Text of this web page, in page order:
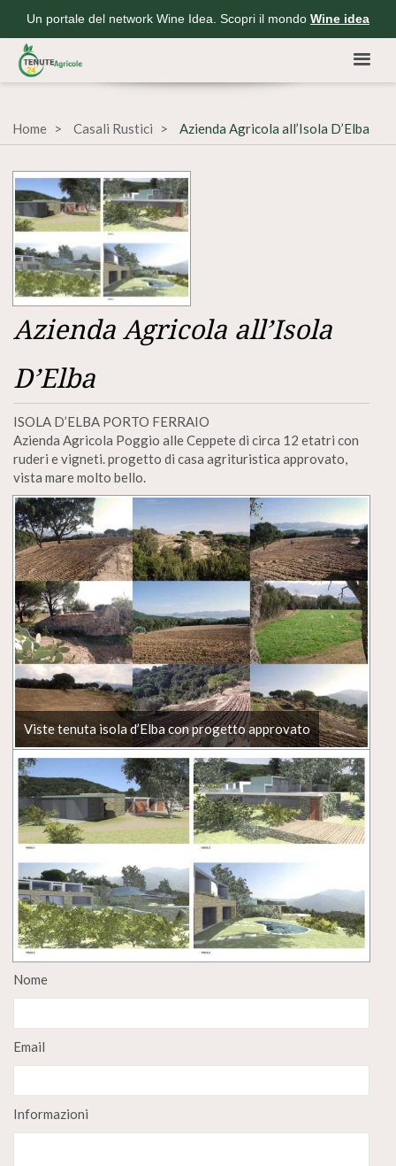
Un portale del network Wine Idea. Scopri il mondo Wine idea
Home Casali Rustici Azienda Agricola all’Isola D’Elba
Azienda Agricola all’Isola
D’Elba
ISOLA D’ELBA PORTO FERRAIO
Azienda Agricola Poggio alle Ceppete di circa 12 etatri con
ruderi e vigneti. progetto di casa agrituristica approvato,
vista mare molto bello.
Viste tenuta isola d’Elba con progetto approvato
Nome
Email
Informazioni